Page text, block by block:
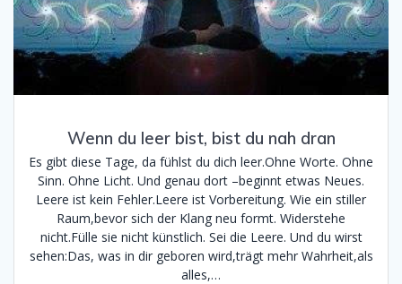
Wenn du leer bist, bist du nah dran
Es gibt diese Tage, da fühlst du dich leer.Ohne Worte. Ohne
Sinn. Ohne Licht. Und genau dort –beginnt etwas Neues.
Leere ist kein Fehler.Leere ist Vorbereitung. Wie ein stiller
Raum,bevor sich der Klang neu formt. Widerstehe
nicht.Fülle sie nicht künstlich. Sei die Leere. Und du wirst
sehen:Das, was in dir geboren wird,trägt mehr Wahrheit,als
alles,…